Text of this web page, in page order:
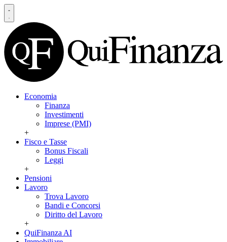
Economia
Finanza
Investimenti
Imprese (PMI)
+
Fisco e Tasse
Bonus Fiscali
Leggi
+
Pensioni
Lavoro
Trova Lavoro
Bandi e Concorsi
Diritto del Lavoro
+
QuiFinanza AI